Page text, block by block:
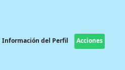
Información del Perfil Acciones